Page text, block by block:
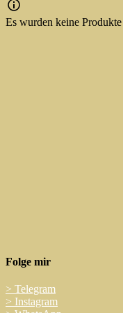
Es wurden keine
Folge mir
> Telegram
> Instagram